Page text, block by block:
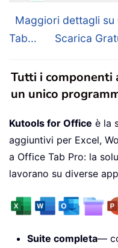
Maggiori dettagli su
Tab...
Scarica
Tutti i componenti
un unico
Kutools for Office è la
aggiuntivi per Excel,
a Office Tab Pro: la
lavorano su diverse
Suite completa—